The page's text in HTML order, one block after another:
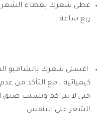
غطى شعرك بغطاء الشعر
ربع ساعة .
اغسلى شعرك بالشامبو
كيميائية ، مع التأكد من
حتى لا تتراكم وتسبب ضيق
الشعر على التنفس .